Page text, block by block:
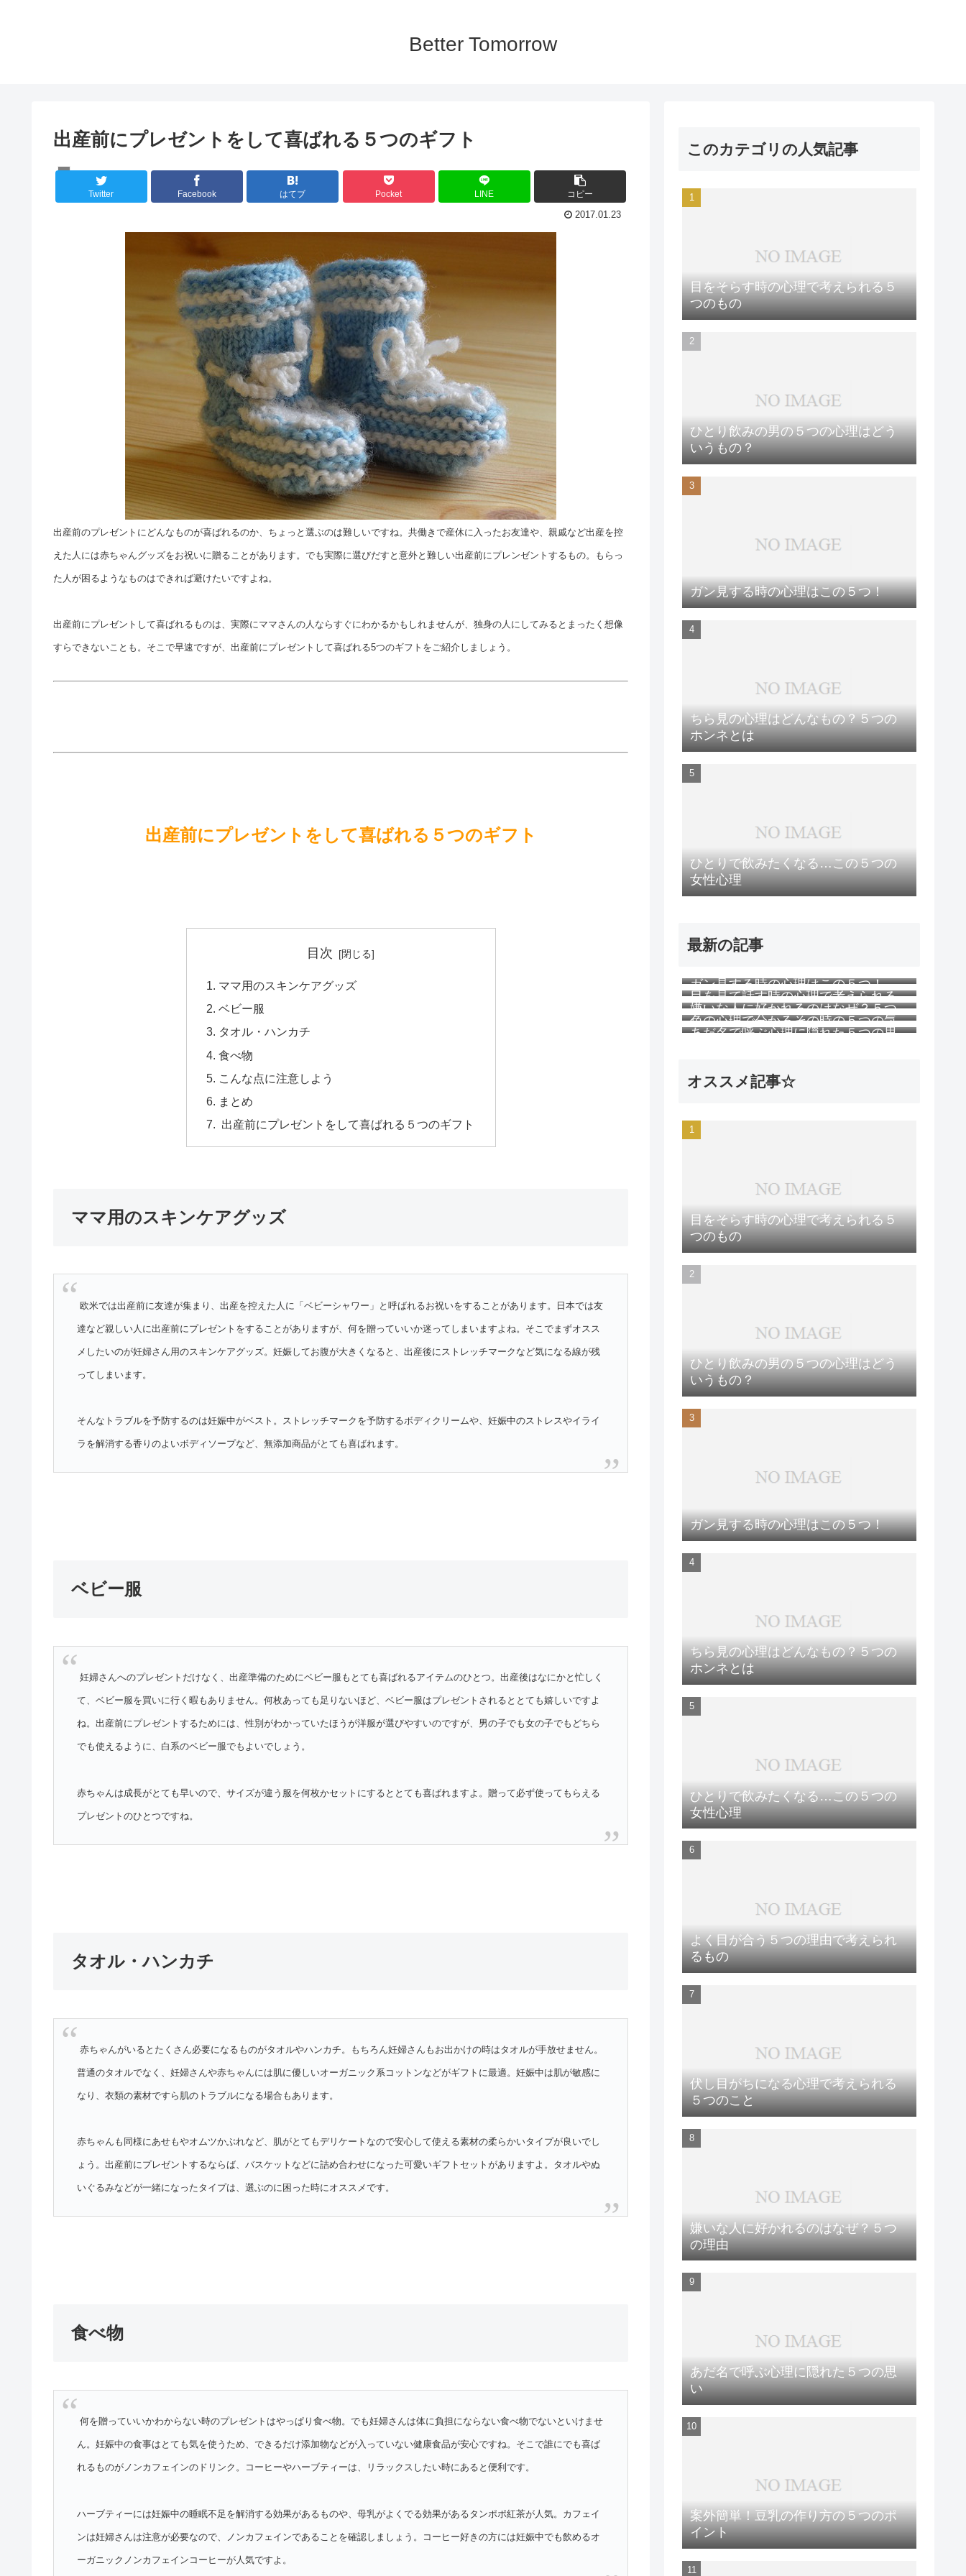
Better Tomorrow
出産前にプレゼントをして喜ばれる５つのギフト
自己改革
Twitter Facebook はてブ Pocket LINE コピー
2017.01.23
出産前のプレゼントにどんなものが喜ばれるのか、ちょっと選ぶのは難しいですね。共働きで産休に入ったお友達や、親戚など出産を控
えた人には赤ちゃんグッズをお祝いに贈ることがあります。でも実際に選びだすと意外と難しい出産前にプレンゼントするもの。もらっ
た人が困るようなものはできれば避けたいですよね。
出産前にプレゼントして喜ばれるものは、実際にママさんの人ならすぐにわかるかもしれませんが、独身の人にしてみるとまったく想像
すらできないことも。そこで早速ですが、出産前にプレゼントして喜ばれる5つのギフトをご紹介しましょう。
出産前にプレゼントをして喜ばれる５つのギフト
目次
ママ用のスキンケアグッズ
ベビー服
タオル・ハンカチ
食べ物
こんな点に注意しよう
まとめ
出産前にプレゼントをして喜ばれる５つのギフト
ママ用のスキンケアグッズ
欧米では出産前に友達が集まり、出産を控えた人に「ベビーシャワー」と呼ばれるお祝いをすることがあります。日本では友
達など親しい人に出産前にプレゼントをすることがありますが、何を贈っていいか迷ってしまいますよね。そこでまずオスス
メしたいのが妊婦さん用のスキンケアグッズ。妊娠してお腹が大きくなると、出産後にストレッチマークなど気になる線が残
ってしまいます。
そんなトラブルを予防するのは妊娠中がベスト。ストレッチマークを予防するボディクリームや、妊娠中のストレスやイライ
ラを解消する香りのよいボディソープなど、無添加商品がとても喜ばれます。
ベビー服
妊婦さんへのプレゼントだけなく、出産準備のためにベビー服もとても喜ばれるアイテムのひとつ。出産後はなにかと忙しく
て、ベビー服を買いに行く暇もありません。何枚あっても足りないほど、ベビー服はプレゼントされるととても嬉しいですよ
ね。出産前にプレゼントするためには、性別がわかっていたほうが洋服が選びやすいのですが、男の子でも女の子でもどちら
でも使えるように、白系のベビー服でもよいでしょう。
赤ちゃんは成長がとても早いので、サイズが違う服を何枚かセットにするととても喜ばれますよ。贈って必ず使ってもらえる
プレゼントのひとつですね。
タオル・ハンカチ
赤ちゃんがいるとたくさん必要になるものがタオルやハンカチ。もちろん妊婦さんもお出かけの時はタオルが手放せません。
普通のタオルでなく、妊婦さんや赤ちゃんには肌に優しいオーガニック系コットンなどがギフトに最適。妊娠中は肌が敏感に
なり、衣類の素材ですら肌のトラブルになる場合もあります。
赤ちゃんも同様にあせもやオムツかぶれなど、肌がとてもデリケートなので安心して使える素材の柔らかいタイプが良いでし
ょう。出産前にプレゼントするならば、バスケットなどに詰め合わせになった可愛いギフトセットがありますよ。タオルやぬ
いぐるみなどが一緒になったタイプは、選ぶのに困った時にオススメです。
食べ物
何を贈っていいかわからない時のプレゼントはやっぱり食べ物。でも妊婦さんは体に負担にならない食べ物でないといけませ
ん。妊娠中の食事はとても気を使うため、できるだけ添加物などが入っていない健康食品が安心ですね。そこで誰にでも喜ば
れるものがノンカフェインのドリンク。コーヒーやハーブティーは、リラックスしたい時にあると便利です。
ハーブティーには妊娠中の睡眠不足を解消する効果があるものや、母乳がよくでる効果があるタンポポ紅茶が人気。カフェイ
ンは妊婦さんは注意が必要なので、ノンカフェインであることを確認しましょう。コーヒー好きの方には妊娠中でも飲めるオ
ーガニックノンカフェインコーヒーが人気ですよ。
このカテゴリの人気記事
目をそらす時の心理で考えられる５
つのもの
ひとり飲みの男の５つの心理はどう
いうもの？
ガン見する時の心理はこの５つ！
ちら見の心理はどんなもの？５つの
ホンネとは
ひとりで飲みたくなる…この５つの
女性心理
最新の記事
ガン見する時の心理はこの５つ！
目を見て話す時の心理で考えられる
５つのこと
嫌いな人に好かれるのはなぜ？５つ
の理由
色の心理で分かるその時の５つの気
持ち
あだ名で呼ぶ心理に隠れた５つの思
オススメ記事☆
目をそらす時の心理で考えられる５
つのもの
ひとり飲みの男の５つの心理はどう
いうもの？
ガン見する時の心理はこの５つ！
ちら見の心理はどんなもの？５つの
ホンネとは
ひとりで飲みたくなる…この５つの
女性心理
よく目が合う５つの理由で考えられ
るもの
伏し目がちになる心理で考えられる
５つのこと
嫌いな人に好かれるのはなぜ？５つ
の理由
あだ名で呼ぶ心理に隠れた５つの思
い
案外簡単！豆乳の作り方の５つのポ
イント